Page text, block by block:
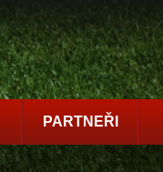
PARTNEŘI